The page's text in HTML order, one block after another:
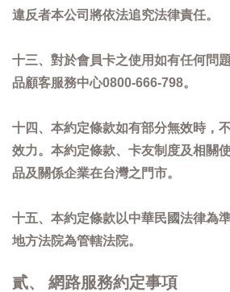
違反者本公司將依法追究法律責任。
十三、對於會員卡之使用如有任何問
品顧客服務中心0800-666-798。
十四、本約定條款如有部分無效時，
效力。本約定條款、卡友制度及相關
品及關係企業在台灣之門市。
十五、本約定條款以中華民國法律為
地方法院為管轄法院。
貳、 網路服務約定事項